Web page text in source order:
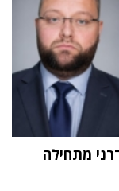
מתחילה